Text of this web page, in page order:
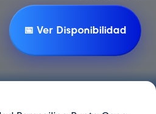
📅 Ver Disponibilidad